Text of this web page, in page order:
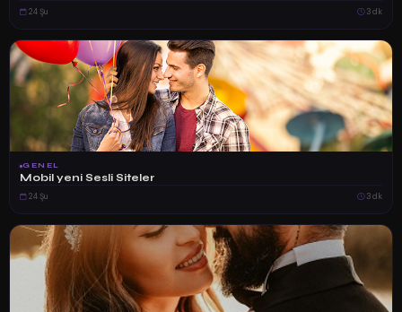
24 Şu 3 dk
GENEL
Mobil yeni Sesli Siteler
24 Şu 3 dk